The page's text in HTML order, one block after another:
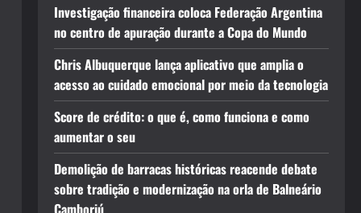
Investigação financeira coloca Federação Argentina
no centro de apuração durante a Copa do Mundo
Chris Albuquerque lança aplicativo que amplia o
acesso ao cuidado emocional por meio da tecnologia
Score de crédito: o que é, como funciona e como
aumentar o seu
Demolição de barracas históricas reacende debate
sobre tradição e modernização na orla de Balneário
Camboriú